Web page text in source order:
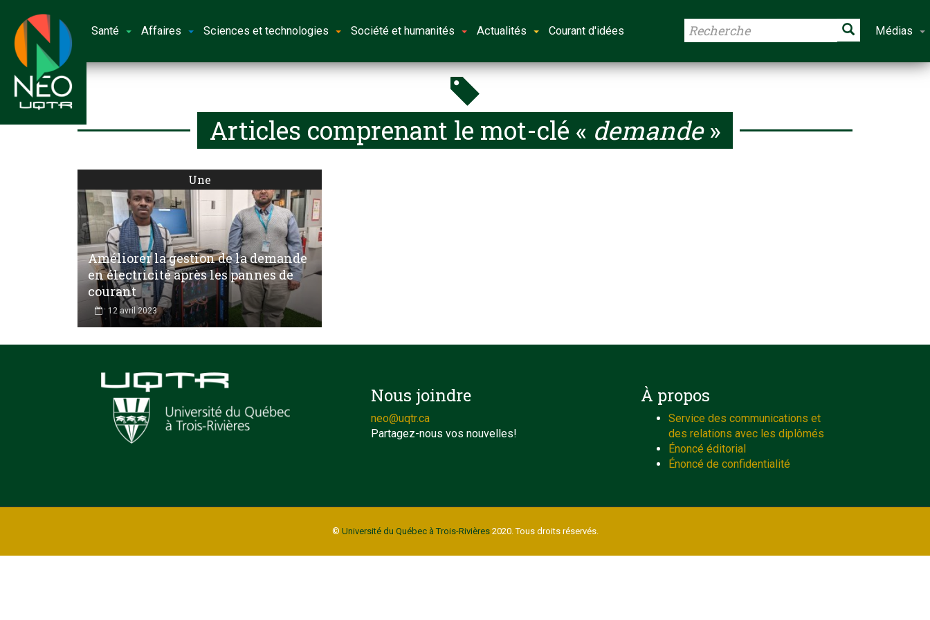
Santé Affaires Sciences et technologies Société et humanités Actualités Courant d'idées Médias
Articles comprenant le mot-clé « demande»
Une
Améliorer la gestion de la demande
en électricité après les pannes de
courant
12 avril 2023
Nous joindre
neo@uqtr.ca
Partagez-nous vos nouvelles!
À propos
Service des communications et
des relations avec les diplômés
Énoncé éditorial
Énoncé de confidentialité
© Université du Québec à Trois-Rivières2020. Tous droits réservés.